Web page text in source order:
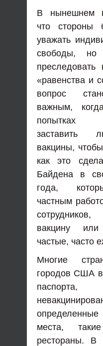
В нынешнем
что стороны
уважать
свободы,
преследовать
«равенства и
вопрос
важным,
попытках
заставить
вакцины,
как это
Байдена в
года,
частным
вакцину
частые, часто
Многие
городов США
места,
рестораны. В